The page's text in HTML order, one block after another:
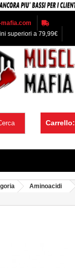
superiori a 79,99€
Carrello:
Aminoacidi